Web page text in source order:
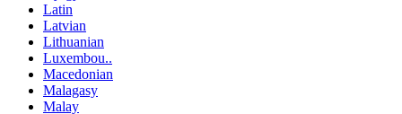
Latin
Latvian
Lithuanian
Luxembou..
Macedonian
Malagasy
Malay